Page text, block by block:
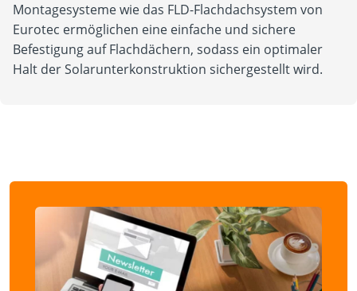
Montagesysteme wie das FLD-Flachdachsystem von
Eurotec ermöglichen eine einfache und sichere
Befestigung auf Flachdächern, sodass ein optimaler
Halt der Solarunterkonstruktion sichergestellt wird.